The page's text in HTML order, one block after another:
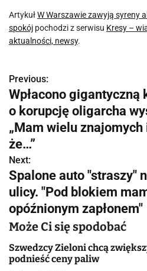
ArtykułW Warszawie zawyją syreny
spokój pochodzi z serwisu Kresy –
aktualności, newsy.
N
a
w
i
g
a
c
j
a
Previous:
Wpłacono gigantyczną
o korupcję oligarcha
„Mam wielu
że…”
Next:
Spalone auto "straszy"
ulicy. "Pod blokiem
opóźnionym zapłonem"
Może Ci się spodobać
Szwedzcy Zieloni chcą
podnieść ceny paliw